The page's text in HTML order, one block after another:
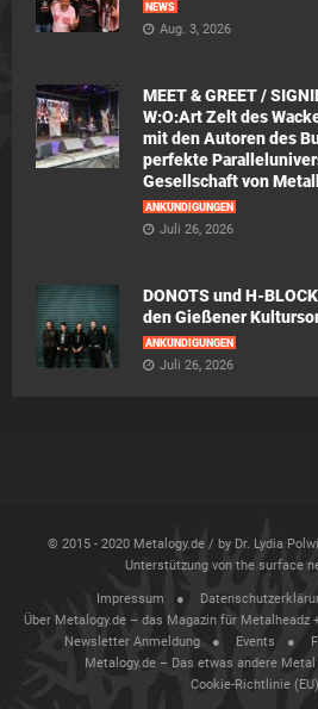
NEWS
Aug. 3, 2026
MEET & GREET /
W:O:Art Zelt des
mit den Autoren des
perfekte
Gesellschaft von
ANKÜNDIGUNGEN
Juli 26, 2026
DONOTS und H-
den Gießener
ANKÜNDIGUNGEN
Juli 26, 2026
© 2015 - 2020 Metalogy.de / by Dr. Lydia
Unterstützung von the surface
Impressum
Über Metalogy.de – das Magazin für Metalheadz +
Newsletter Anmeldung
Events
Metalogy.de – Das etwas andere
Cookie-Richtlinie (EU)